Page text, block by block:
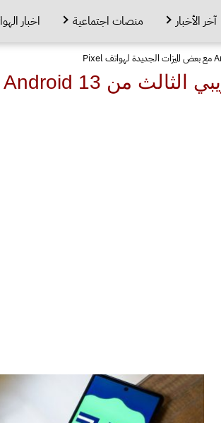
آخر الأخبار منصات اجتماعية اخبار